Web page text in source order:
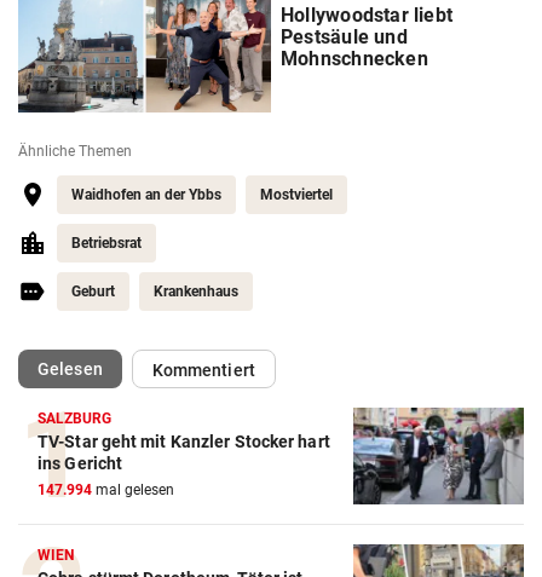
Hollywoodstar liebt
Pestsäule und
Mohnschnecken
Ähnliche Themen
Waidhofen an der Ybbs Mostviertel
Betriebsrat
Geburt Krankenhaus
Gelesen(ausgewählt)Kommentiert
SALZBURG
TV-Star geht mit Kanzler Stocker hart
ins Gericht
147.994 mal gelesen
WIEN